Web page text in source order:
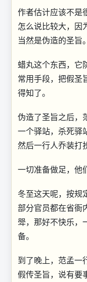
作者估计应该不是
怎么说比较大，因
当然是伪造的圣旨。
蜡丸这个东西，它
常用手段，把假圣
得知了。
伪造了圣旨之后，
一个驿站，杀死驿
然后一行人乔装打
一切准备做足，他
冬至这天呢，按规
部分官员都在省衙
斝，那好不快乐，
备。
到了晚上，范孟一
假传圣旨，说有要